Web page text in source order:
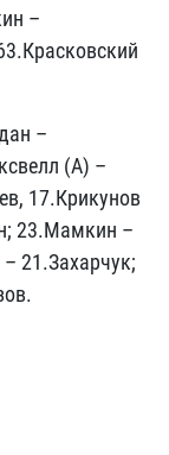
–
–
(А) –
17.Крикунов
23.Мамкин –
21.Захарчук;